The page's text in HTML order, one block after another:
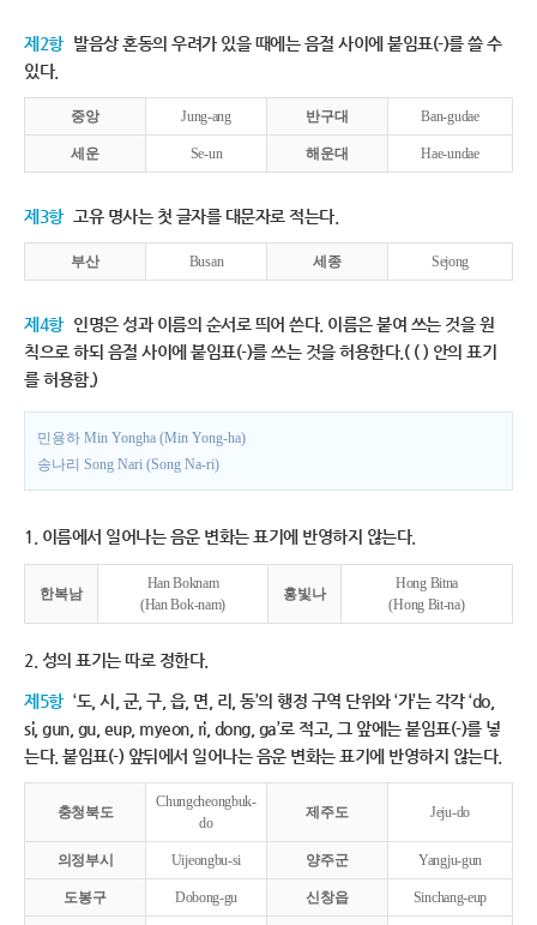
제2항 발음상 혼동의 우려가 있을 때에는 음절 사이에 붙임표(-)를 쓸 수
있다.
중앙 Jung-ang 반구대 Ban-gudae
세운 Se-un 해운대 Hae-undae
제3항 고유 명사는 첫 글자를 대문자로 적는다.
부산 Busan 세종 Sejong
제4항 인명은 성과 이름의 순서로 띄어 쓴다. 이름은 붙여 쓰는 것을 원
칙으로 하되 음절 사이에 붙임표(-)를 쓰는 것을 허용한다.( ( ) 안의 표기
를 허용함.)
민용하 Min Yongha (Min Yong-ha)
송나리 Song Nari (Song Na-ri)
1. 이름에서 일어나는 음운 변화는 표기에 반영하지 않는다.
한복남
Han Boknam
(Han Bok-nam)
홍빛나
Hong Bitna
(Hong Bit-na)
2. 성의 표기는 따로 정한다.
제5항 ‘도, 시, 군, 구, 읍, 면, 리, 동’의 행정 구역 단위와 ‘가’는 각각 ‘do,
si, gun, gu, eup, myeon, ri, dong, ga’로 적고, 그 앞에는 붙임표(-)를 넣
는다. 붙임표(-) 앞뒤에서 일어나는 음운 변화는 표기에 반영하지 않는다.
충청북도
Chungcheongbuk-
do
제주도 Jeju-do
의정부시 Uijeongbu-si 양주군 Yangju-gun
도봉구 Dobong-gu 신창읍 Sinchang-eup